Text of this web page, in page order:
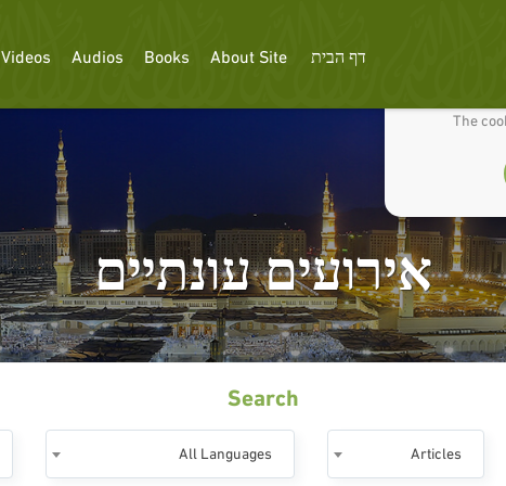
The
דף הבית About Site
Books
Audios
Videos
אירועים עונתיים
Search
Articles
All Languages